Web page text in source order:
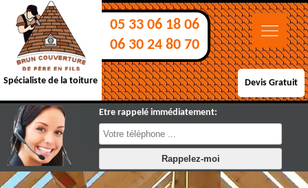
Spécialiste de la toiture
05 33 06 18 06
06 30 24 80 70
Devis Gratuit
Etre rappelé immédiatement: